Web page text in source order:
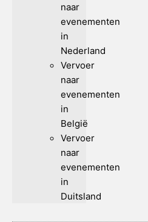
naar
evenementen
in
Nederland
Vervoer
naar
evenementen
in
België
Vervoer
naar
evenementen
in
Duitsland